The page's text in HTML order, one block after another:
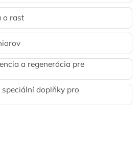
a rast
a regenerácia pre
doplňky pro